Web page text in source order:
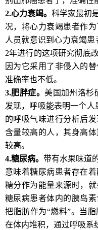
2.心力衰竭。 科学家最初
况，将心力衰竭患者作
人员就意识到心力衰竭患
2年进行的这项研究彻底
因为它采用了非侵入的
准确率也不低。
3.肥胖症。美国加州洛杉
发现，呼吸能表明一个人
的呼吸气味进行分析后
含量较高的人，其身高
较高。
4.糖尿病。 带有水果味道
意味着糖尿病患者存在
糖分作为能量来源时，
糖尿病患者体内的胰岛
把脂肪作为“燃料”。当
在体内堆积，通过呼吸系